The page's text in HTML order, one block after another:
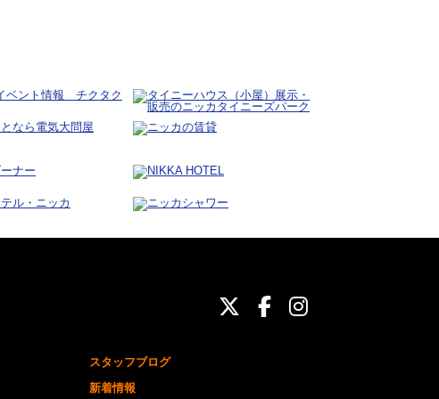
ニッカホーム公式
ニッカホーム公
ニッカホー
スタッフブログ
新着情報